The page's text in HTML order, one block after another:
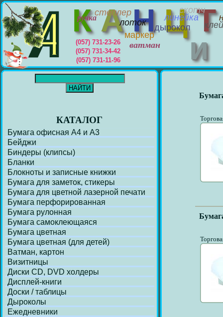
КАНЦ
(057) 731-23-26
(057) 731-34-42
(057) 731-11-96
маркер
ручка
ватман
дырокол
скотч
клей
линейка
лоток
степлер
КАТАЛОГ
Бумага офисная А4 и А3
Бейджи
Биндеры (клипсы)
Бланки
Блокноты и записные книжки
Бумага для заметок, стикеры
Бумага для цветной лазерной печати
Бумага перфорирoванная
Бумага рулонная
Бумага самоклеющаяся
Бумага цветная
Бумага цветная (для детей)
Ватман, картон
Визитницы
Диски СD, DVD холдеры
Дисплей-книги
Доски / таблицы
Дыроколы
Ежедневники